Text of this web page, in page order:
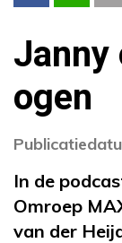
Janny
ogen
In de
Omroep
van der